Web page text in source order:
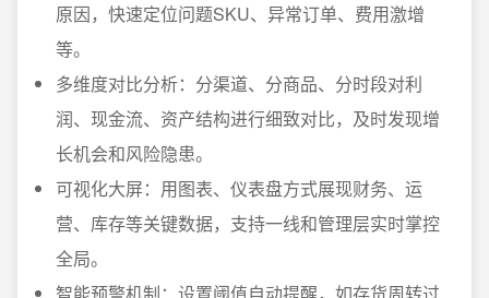
原因，快速定位问题SKU、异常订单、费用激增
等。
多维度对比分析：分渠道、分商品、分时段对利
润、现金流、资产结构进行细致对比，及时发现增
长机会和风险隐患。
可视化大屏：用图表、仪表盘方式展现财务、运
营、库存等关键数据，支持一线和管理层实时掌控
全局。